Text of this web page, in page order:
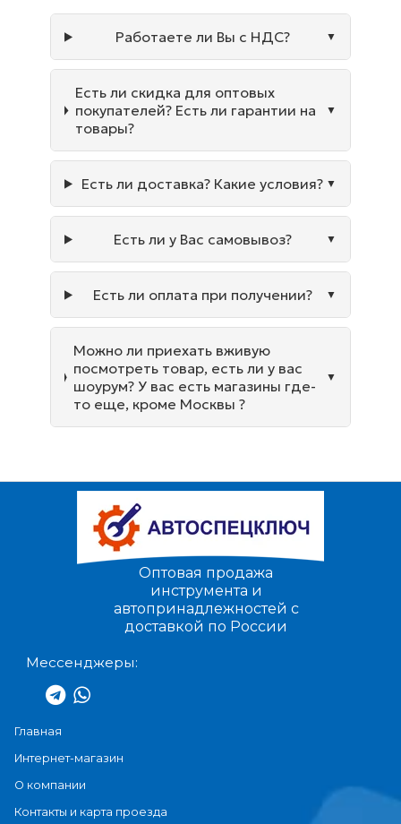
Работаете ли Вы с НДС?
Есть ли скидка для оптовых
покупателей? Есть ли гарантии на
товары?
Есть ли доставка? Какие условия?
Есть ли у Вас самовывоз?
Есть ли оплата при получении?
Можно ли приехать вживую
посмотреть товар, есть ли у вас
шоурум? У вас есть магазины где-
то еще, кроме Москвы ?
Оптовая продажа
инструмента и
автопринадлежностей с
доставкой по России
Мессенджеры:
Главная
Интернет-магазин
О компании
Контакты и карта проезда